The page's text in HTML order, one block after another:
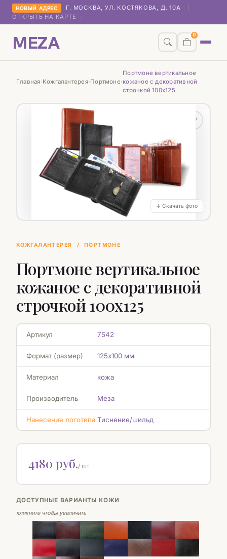
НОВЫЙ АДРЕС Г. МОСКВА, УЛ. КОСТЯКОВА, Д. 10А
ОТКРЫТЬ НА КАРТЕ →
MEZA 0
Главная›Кожгалантерея›Портмоне›
Портмоне вертикальное
кожаное с декоративной
строчкой 100х125
♡
↓ Скачать фото
КОЖГАЛАНТЕРЕЯ / ПОРТМОНЕ
Портмоне вертикальное
кожаное с декоративной
строчкой 100х125
Артикул 7542
Формат (размер) 125х100 мм
Материал кожа
Производитель Меза
Нанесение логотипа Тиснение/шильд
4180 руб./ шт.
ДОСТУПНЫЕ ВАРИАНТЫ КОЖИ
кликните чтобы увеличить